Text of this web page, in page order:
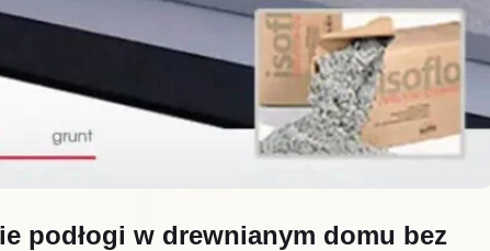
podłogi w drewnianym domu bez